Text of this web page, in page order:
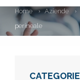
Home Aziende
perineale
CATEGORIE